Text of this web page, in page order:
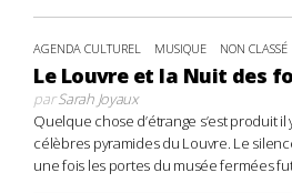
AGENDA CULTUREL MUSIQUE NON CLASSÉ
Le Louvre et la Nuit des
parSarah Joyaux
Quelque chose d’étrange s’est produit
célèbres pyramides du Louvre. Le
une fois les portes du musée fermées